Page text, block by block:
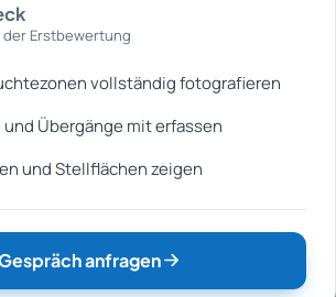
der Erstbewertung
vollständig fotografieren
Übergänge mit erfassen
und Stellflächen zeigen
anfragen